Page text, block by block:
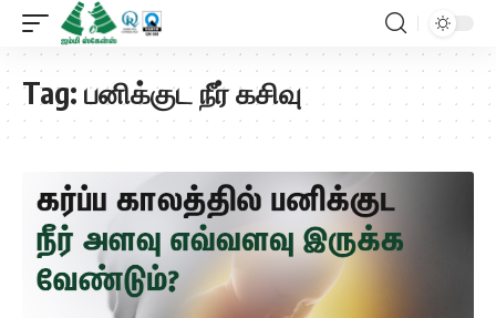
Tag: பனிக்குட நீர் கசிவு